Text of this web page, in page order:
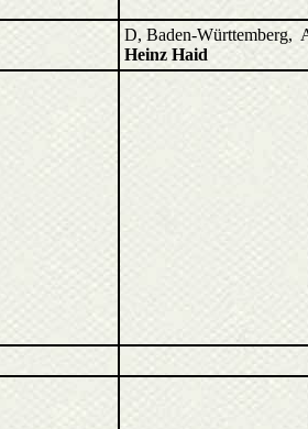
D, Baden-Württemberg,
Heinz Haid